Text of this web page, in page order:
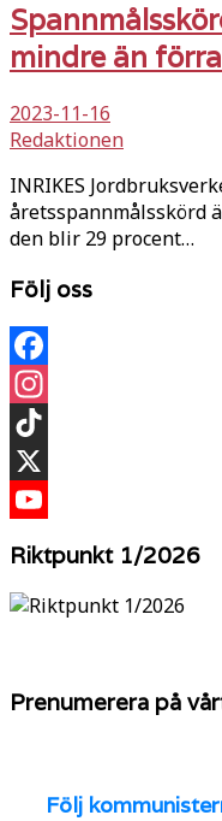
mindre än
2023-11-16
Redaktionen
INRIKES
åretsspannmålsskörd
den blir 29 procent…
Följ oss
Facebook
Instagram
TikTok
X
Riktpunkt 1/2026
Prenumerera på
Följ